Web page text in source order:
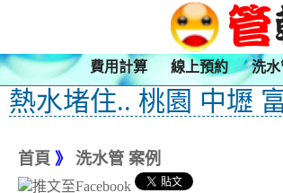
費用計算 線上預約 洗水
熱水堵住.. 桃園 中壢
首頁 》 洗水管 案例